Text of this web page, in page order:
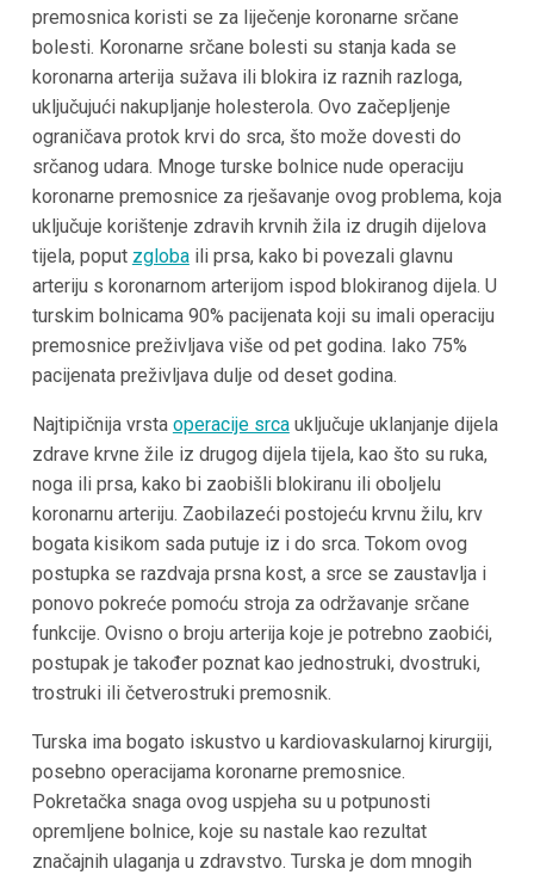
premosnica koristi se za liječenje koronarne srčane
bolesti. Koronarne srčane bolesti su stanja kada se
koronarna arterija sužava ili blokira iz raznih razloga,
uključujući nakupljanje holesterola. Ovo začepljenje
ograničava protok krvi do srca, što može dovesti do
srčanog udara. Mnoge turske bolnice nude operaciju
koronarne premosnice za rješavanje ovog problema, koja
uključuje korištenje zdravih krvnih žila iz drugih dijelova
tijela, poput zglobaili prsa, kako bi povezali glavnu
arteriju s koronarnom arterijom ispod blokiranog dijela. U
turskim bolnicama 90% pacijenata koji su imali operaciju
premosnice preživljava više od pet godina. Iako 75%
pacijenata preživljava dulje od deset godina.
Najtipičnija vrsta operacije srcauključuje uklanjanje dijela
zdrave krvne žile iz drugog dijela tijela, kao što su ruka,
noga ili prsa, kako bi zaobišli blokiranu ili oboljelu
koronarnu arteriju. Zaobilazeći postojeću krvnu žilu, krv
bogata kisikom sada putuje iz i do srca. Tokom ovog
postupka se razdvaja prsna kost, a srce se zaustavlja i
ponovo pokreće pomoću stroja za održavanje srčane
funkcije. Ovisno o broju arterija koje je potrebno zaobići,
postupak je također poznat kao jednostruki, dvostruki,
trostruki ili četverostruki premosnik.
Turska ima bogato iskustvo u kardiovaskularnoj kirurgiji,
posebno operacijama koronarne premosnice.
Pokretačka snaga ovog uspjeha su u potpunosti
opremljene bolnice, koje su nastale kao rezultat
značajnih ulaganja u zdravstvo. Turska je dom mnogih